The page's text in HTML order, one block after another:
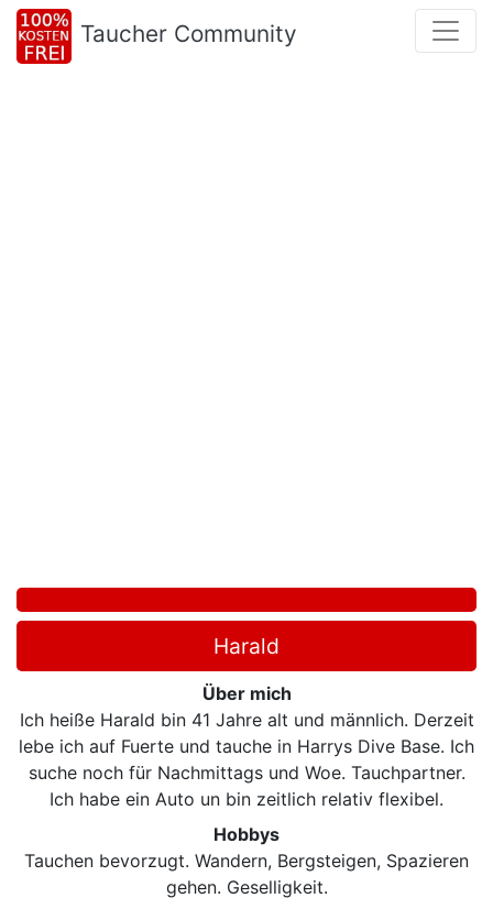
Taucher Community
Harald
Über mich
Ich heiße Harald bin 41 Jahre alt und männlich. Derzeit
lebe ich auf Fuerte und tauche in Harrys Dive Base. Ich
suche noch für Nachmittags und Woe. Tauchpartner.
Ich habe ein Auto un bin zeitlich relativ flexibel.
Hobbys
Tauchen bevorzugt. Wandern, Bergsteigen, Spazieren
gehen. Geselligkeit.